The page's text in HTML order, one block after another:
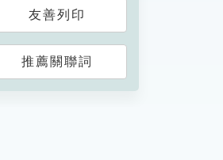
友善列印
推薦關聯詞